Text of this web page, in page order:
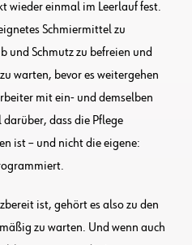
wieder einmal im Leerlauf fest.
Schmiermittel zu
und Schmutz zu befreien und
warten, bevor es weitergehen
mit ein- und demselben
dass die Pflege
ist – und nicht die eigene:
ist, gehört es also zu den
zu warten. Und wenn auch